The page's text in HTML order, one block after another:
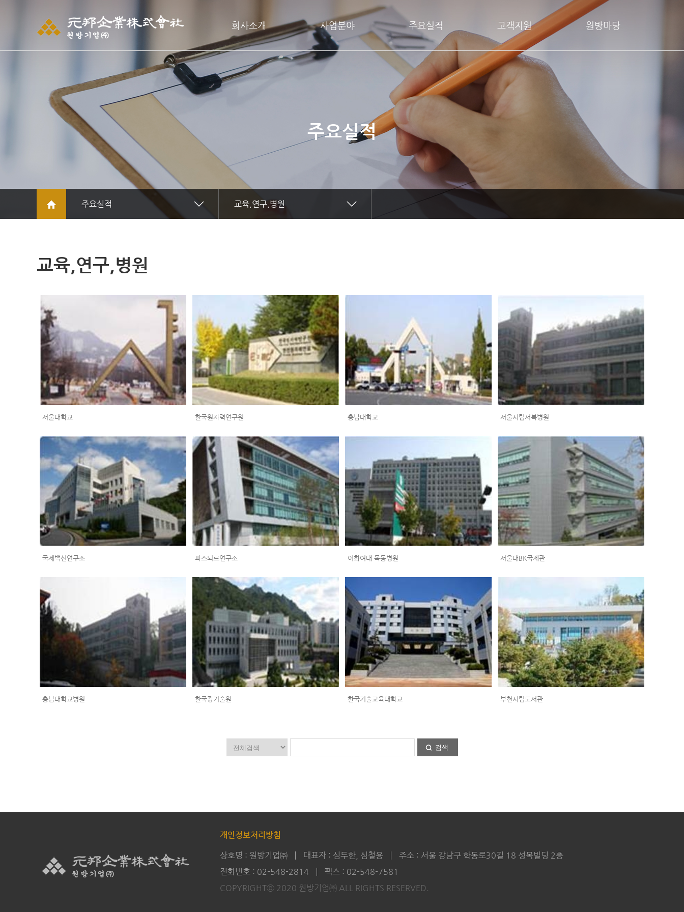
회사소개 사업분야 주요실적 고객지원 원방마당
주요실적
주요실적 교육,연구,병원
교육,연구,병원
서울대학교 한국원자력연구원 충남대학교 서울시립서북병원
국제백신연구소 파스퇴르연구소 이화여대 목동병원 서울대BK국제관
충남대학교병원 한국광기술원 한국기술교육대학교 부천시립도서관
검색
개인정보처리방침
상호명 : 원방기업㈜ 대표자 : 심두한, 심철용
주소 : 서울 강남구 학동로30길 18 성목빌딩 2층
전화번호 : 02-548-2814
팩스 : 02-548-7581
COPYRIGHTⓒ 2020 원방기업㈜ ALL RIGHTS RESERVED.